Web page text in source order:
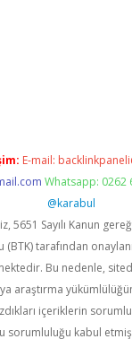
E-mail:
Whatsapp: 0262
@karabul
5651 Sayılı Kanun
tarafından
Bu nedenle,
araştırma
içeriklerin
sorumluluğu kabul etmiş